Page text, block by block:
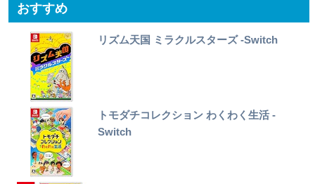
おすすめ
リズム天国 ミラクルスターズ -Switch
トモダチコレクション わくわく生活 -
Switch